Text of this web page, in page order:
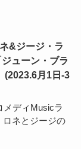
&ジージ・ラ
ューン・ブラ
月1日-3
メディMusicラ
ネとジージの